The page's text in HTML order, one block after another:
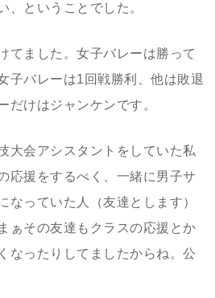
、ということでした。
てました。女子バレーは勝って
子バレーは1回戦勝利、他は敗退
だけはジャンケンです。
大会アシスタントをしていた私
応援をするべく、一緒に男子サ
なっていた人（友達とします）
ぁその友達もクラスの応援とか
なったりしてましたからね。公